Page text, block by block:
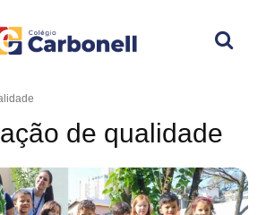
de qualidade